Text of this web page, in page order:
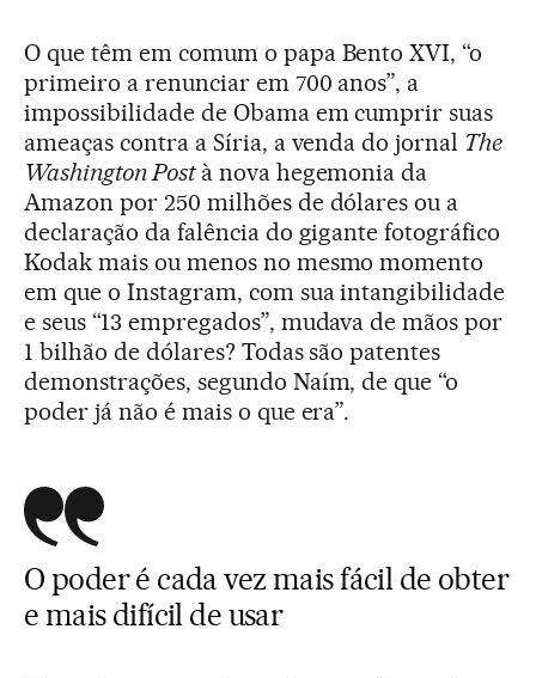
O que têm em comum o papa Bento XVI, “o
primeiro a renunciar em 700 anos”, a
impossibilidade de Obama em cumprir suas
ameaças contra a Síria, a venda do jornal The
Washington Postà nova hegemonia da
Amazon por 250 milhões de dólares ou a
declaração da falência do gigante fotográfico
Kodak mais ou menos no mesmo momento
em que o Instagram, com sua intangibilidade
e seus “13 empregados”, mudava de mãos por
1 bilhão de dólares? Todas são patentes
demonstrações, segundo Naím, de que “o
poder já não é mais o que era”.
O poder é cada vez mais fácil de obter
e mais difícil de usar